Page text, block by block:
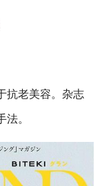
抗老美容。杂志
。